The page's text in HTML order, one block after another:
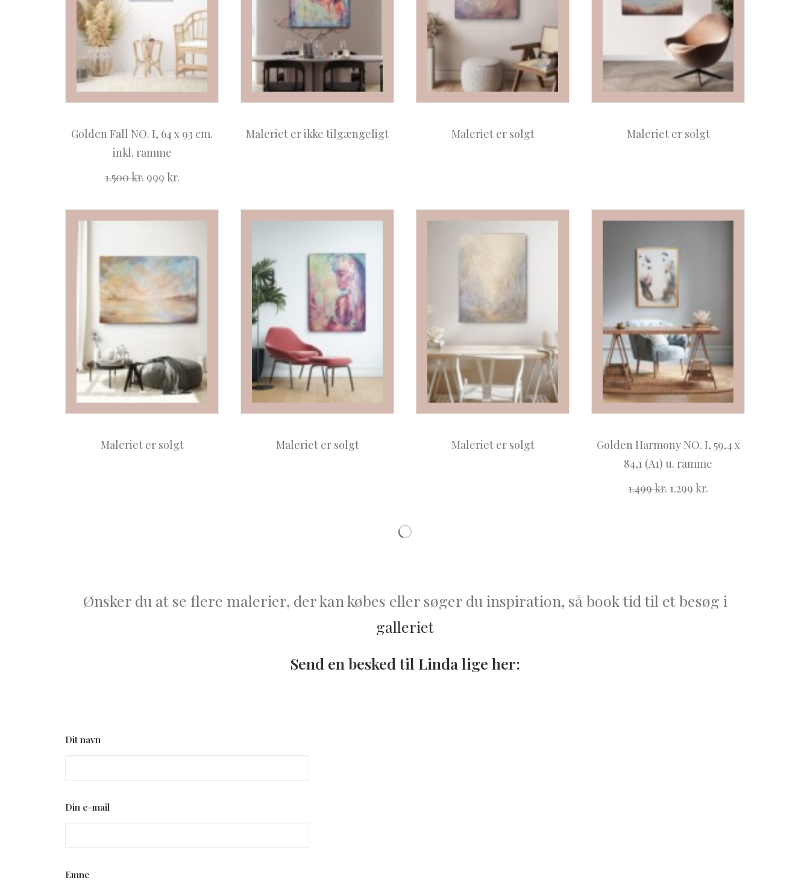
Golden Fall NO. I, 64 x 93 cm.
inkl. ramme
1.500kr. Den
oprindelige
var:
1.500 kr..
999 kr.
aktuelle
er:
999 kr..
Maleriet er ikke tilgængeligt Maleriet er solgt Maleriet er solgt
Maleriet er solgt Maleriet er solgt Maleriet er solgt
Golden Harmony NO. I, 59,4 x
84,1 (A1) u. ramme
1.499kr. Den
oprindelige
1.299 kr.
Ønsker du at se flere malerier, der kan købes eller søger du inspiration, så book tid til et besøg i
galleriet
Send en besked til Linda lige her:
Dit navn
Din e-mail
Emne